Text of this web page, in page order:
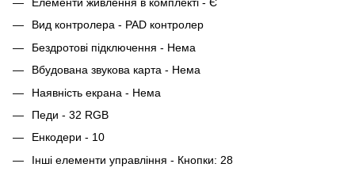
Вид контролера - PAD контролер
Бездротові підключення - Нема
Вбудована звукова карта - Нема
Наявність екрана - Нема
Педи - 32 RGB
Енкодери - 10
Інші елементи управління - Кнопки: 28